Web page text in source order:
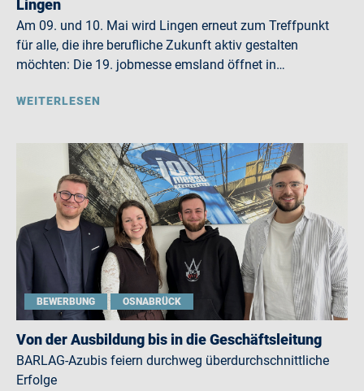
Lingen
Am 09. und 10. Mai wird Lingen erneut zum Treffpunkt
für alle, die ihre berufliche Zukunft aktiv gestalten
möchten: Die 19. jobmesse emsland öffnet in…
WEITERLESEN
BEWERBUNG OSNABRÜCK
Von der Ausbildung bis in die Geschäftsleitung
BARLAG-Azubis feiern durchweg überdurchschnittliche
Erfolge